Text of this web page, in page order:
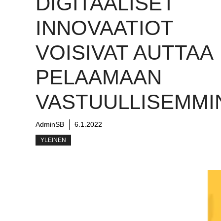
INNOVAATIOT
VOISIVAT AUTTAA
PELAAMAAN
AdminSB 6.1.2022
YLEINEN